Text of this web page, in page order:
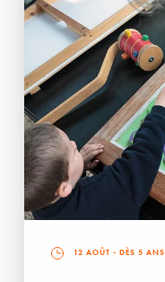
12 AOÛT - DÈS 5 ANS